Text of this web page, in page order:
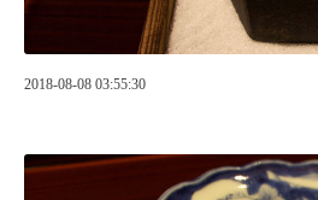
2018-08-08 03:55:30